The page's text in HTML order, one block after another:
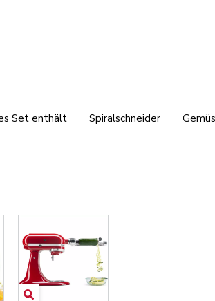
Set enthält Spiralschneider